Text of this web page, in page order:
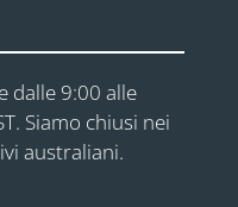
dalle 9:00 alle
Siamo chiusi nei
australiani.